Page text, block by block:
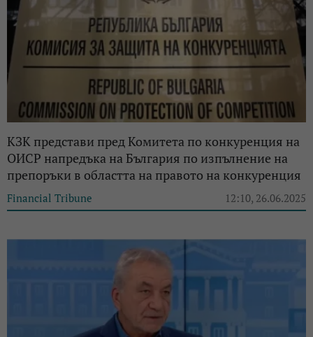
КЗК представи пред Комитета по конкуренция на
ОИСР напредъка на България по изпълнение на
препоръки в областта на правото на конкуренция
Financial Tribune 12:10, 26.06.2025